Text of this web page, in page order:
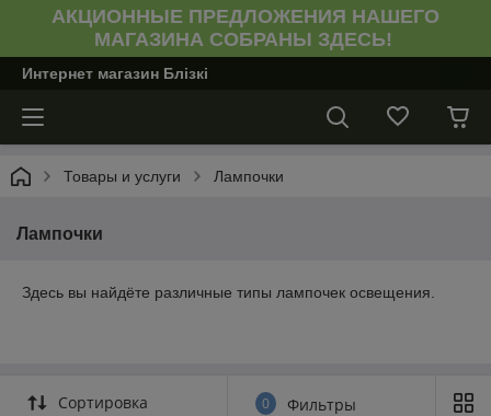
АКЦИОННЫЕ ПРЕДЛОЖЕНИЯ НАШЕГО
МАГАЗИНА СОБРАНЫ ЗДЕСЬ!
Интернет магазин Блiзкi
Товары и услуги Лампочки
Лампочки
Здесь вы найдёте различные типы лампочек освещения.
Сортировка 0 Фильтры